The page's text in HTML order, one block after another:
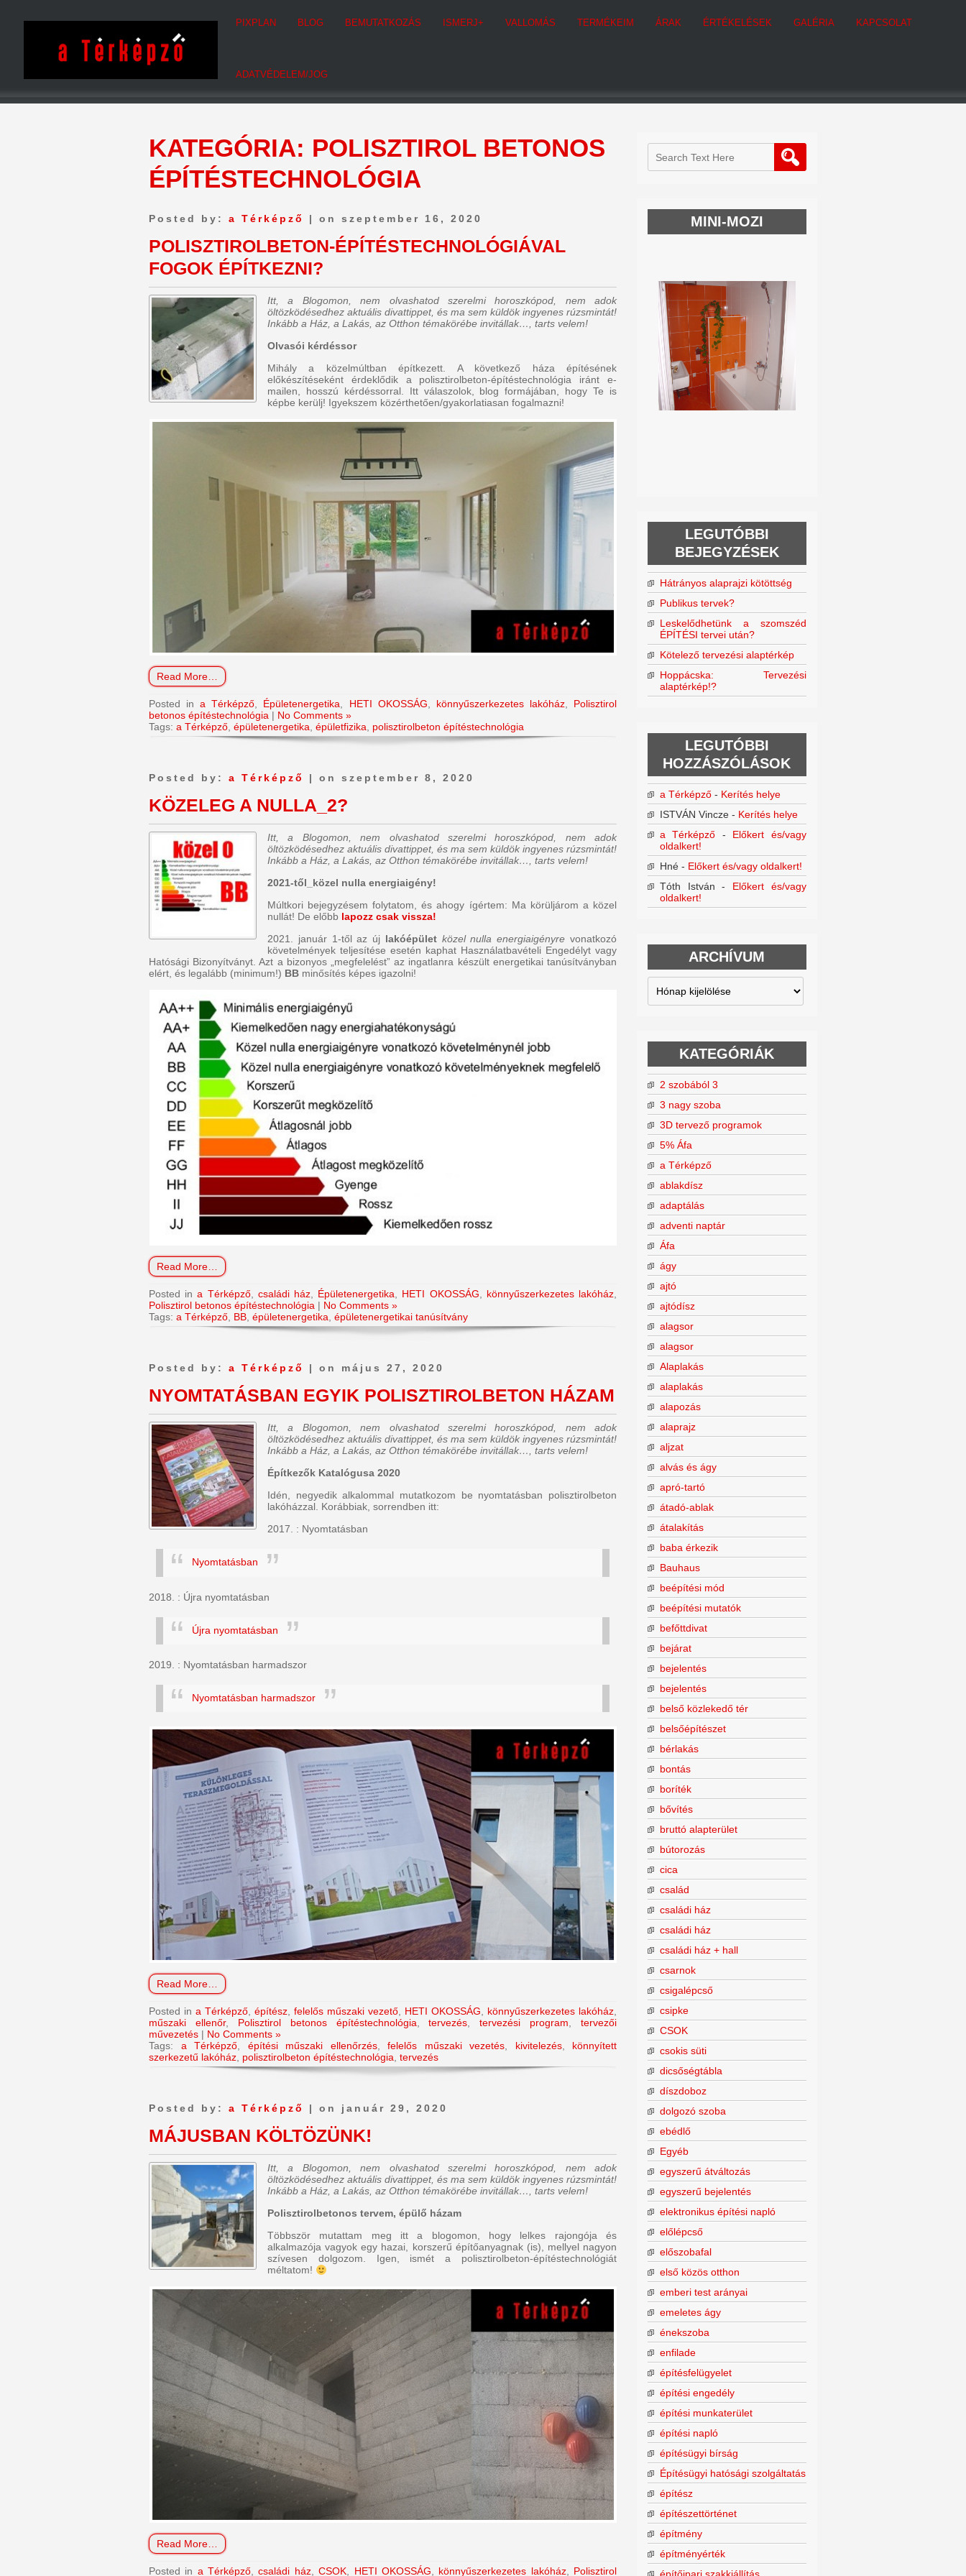
PIXPLAN BLOG BEMUTATKOZÁS ISMERJ+ VALLOMÁS TERMÉKEIM ÁRAK ÉRTÉKELÉSEK GALÉRIA KAPCSOLAT
ADATVÉDELEM/JOG
KATEGÓRIA: POLISZTIROL BETONOS
ÉPÍTÉSTECHNOLÓGIA
Posted by: a Térképző | on szeptember 16, 2020
POLISZTIROLBETON-ÉPÍTÉSTECHNOLÓGIÁVAL
FOGOK ÉPÍTKEZNI?
Itt, a Blogomon, nem olvashatod szerelmi horoszkópod, nem adok
öltözködésedhez aktuális divattippet, és ma sem küldök ingyenes rúzsmintát!
Inkább a Ház, a Lakás, az Otthon témakörébe invitállak…, tarts velem!
Olvasói kérdéssor
Mihály a közelmúltban építkezett. A következő háza építésének
előkészítéseként érdeklődik a polisztirolbeton-építéstechnológia iránt e-
mailen, hosszú kérdéssorral. Itt válaszolok, blog formájában, hogy Te is
képbe kerülj! Igyekszem közérthetően/gyakorlatiasan fogalmazni!
Read More…
Posted ina Térképző Épületenergetika HETI OKOSSÁG könnyűszerkezetes lakóház, Polisztirol
betonos építéstechnológia | No Comments »
Tags: a Térképző épületenergetika épületfizika polisztirolbeton építéstechnológia
Posted by: a Térképző | on szeptember 8, 2020
KÖZELEG A NULLA_2?
Itt, a Blogomon, nem olvashatod szerelmi horoszkópod, nem adok
öltözködésedhez aktuális divattippet, és ma sem küldök ingyenes rúzsmintát!
Inkább a Ház, a Lakás, az Otthon témakörébe invitállak…, tarts velem!
2021-től_közel nulla energiaigény!
Múltkori bejegyzésem folytatom, és ahogy ígértem: Ma körüljárom a közel
nullát! De előbb lapozz csak vissza!
2021. január 1-től az új lakóépület közel nulla energiaigényre vonatkozó
követelmények teljesítése esetén kaphat Használatbavételi Engedélyt vagy
Hatósági Bizonyítványt. Azt a bizonyos „megfelelést” az ingatlanra készült energetikai tanúsítványban
elért, és legalább (minimum!) BB minősítés képes igazolni!
Read More…
Posted ina Térképző, családi ház Épületenergetika HETI OKOSSÁG könnyűszerkezetes lakóház
Polisztirol betonos építéstechnológia | No Comments »
Tags: a Térképző BB épületenergetika épületenergetikai tanúsítvány
Posted by: a Térképző | on május 27, 2020
NYOMTATÁSBAN EGYIK POLISZTIROLBETON HÁZAM
Itt, a Blogomon,nem olvashatod szerelmi horoszkópod, nem adok
öltözködésedhez aktuális divattippet, és ma sem küldök ingyenes rúzsmintát!
Inkább a Ház, a Lakás, az Otthon témakörébe invitállak…, tarts velem!
Építkezők Katalógusa 2020
Idén, negyedik alkalommal mutatkozom be nyomtatásban polisztirolbeton
lakóházzal. Korábbiak, sorrendben itt:
2017. : Nyomtatásban
Nyomtatásban
2018. : Újra nyomtatásban
Újra nyomtatásban
2019. : Nyomtatásban harmadszor
Nyomtatásban harmadszor
Read More…
Posted in a Térképző, építész, felelős műszaki vezető, HETI OKOSSÁG, könnyűszerkezetes lakóház,
műszaki ellenőr, Polisztirol betonos építéstechnológia,tervezés,tervezési program, tervezői
művezetés | No Comments »
Tags: a Térképző, építési műszaki ellenőrzés, felelős műszaki vezetés, kivitelezés, könnyített
szerkezetű lakóház, polisztirolbeton építéstechnológia, tervezés
Posted by: a Térképző | on január 29, 2020
MÁJUSBAN KÖLTÖZÜNK!
Itt, a Blogomon, nem olvashatod szerelmi horoszkópod, nem adok
öltözködésedhez aktuális divattippet, és ma sem küldök ingyenes rúzsmintát!
Inkább a Ház, a Lakás, az Otthon témakörébe invitállak…, tarts velem!
Polisztirolbetonos tervem, épülő házam
Többször mutattam meg itt a blogomon, hogy lelkes rajongója és
alkalmazója vagyok egy hazai, korszerű építőanyagnak (is), mellyel nagyon
szívesen dolgozom. Igen, ismét a polisztirolbeton-építéstechnológiát
méltatom!
Read More…
Posted in a Térképző,családi ház,CSOK, HETI OKOSSÁG, könnyűszerkezetes lakóház, Polisztirol
MINI-MOZI
LEGUTÓBBI
BEJEGYZÉSEK
Hátrányos alaprajzi kötöttség
Publikus tervek?
Leskelődhetünk a szomszéd
ÉPÍTÉSI tervei után?
Kötelező tervezési alaptérkép
Hoppácska: Tervezési
alaptérkép!?
LEGUTÓBBI
HOZZÁSZÓLÁSOK
a Térképző- Kerítés helye
ISTVÁN Vincze- Kerítés helye
a Térképző - Előkert és/vagy
oldalkert!
Hné- Előkert és/vagy oldalkert!
Tóth István - Előkert és/vagy
oldalkert!
ARCHÍVUM
Archívum
KATEGÓRIÁK
2 szobából 3
3 nagy szoba
3D tervező programok
5% Áfa
a Térképző
ablakdísz
adaptálás
adventi naptár
Áfa
ágy
ajtó
ajtódísz
alagsor
alagsor
Alaplakás
alaplakás
alapozás
alaprajz
aljzat
alvás és ágy
apró-tartó
átadó-ablak
átalakítás
baba érkezik
Bauhaus
beépítési mód
beépítési mutatók
befőttdivat
bejárat
bejelentés
bejelentés
belső közlekedő tér
belsőépítészet
bérlakás
bontás
boríték
bővítés
bruttó alapterület
bútorozás
cica
család
családi ház
családi ház
családi ház + hall
csarnok
csigalépcső
csipke
CSOK
csokis süti
dicsőségtábla
díszdoboz
dolgozó szoba
ebédlő
Egyéb
egyszerű átváltozás
egyszerű bejelentés
elektronikus építési napló
előlépcső
előszobafal
első közös otthon
emberi test arányai
emeletes ágy
énekszoba
enfilade
építésfelügyelet
építési engedély
építési munkaterület
építési napló
építésügyi bírság
Építésügyi hatósági szolgáltatás
építész
építészettörténet
építmény
építményérték